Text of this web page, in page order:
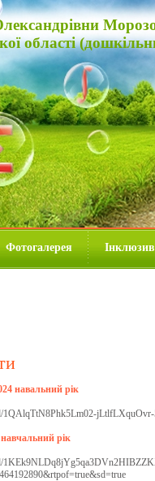
області
Фотогалерея
навальний рік
1QAlqTtN8Phk5Lm02-
рік